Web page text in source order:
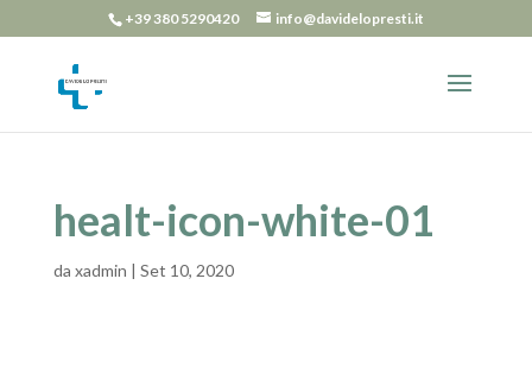
+39 380 5290420 info@davidelopresti.it
healt-icon-white-01
da xadmin | Set 10, 2020